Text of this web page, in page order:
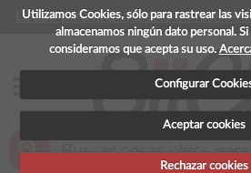
Utilizamos Cookies, sólo para rastrear las
almacenamos ningún dato personal.
consideramos que acepta su uso.
Configurar
Aceptar cookies
Rechazar cookies
La app para android esta en fase
zoom_in